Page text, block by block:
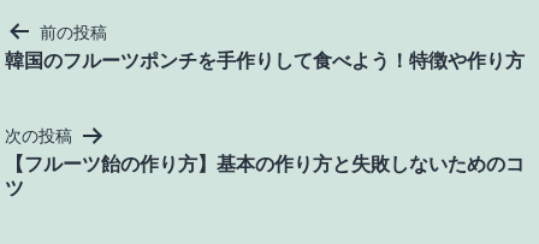
投
稿
ゲ
ー
シ
前の投稿
韓国のフルーツポンチを手作りして食べよう！特徴や作り方
次の投稿
【フルーツ飴の作り方】基本の作り方と失敗しないためのコ
ツ